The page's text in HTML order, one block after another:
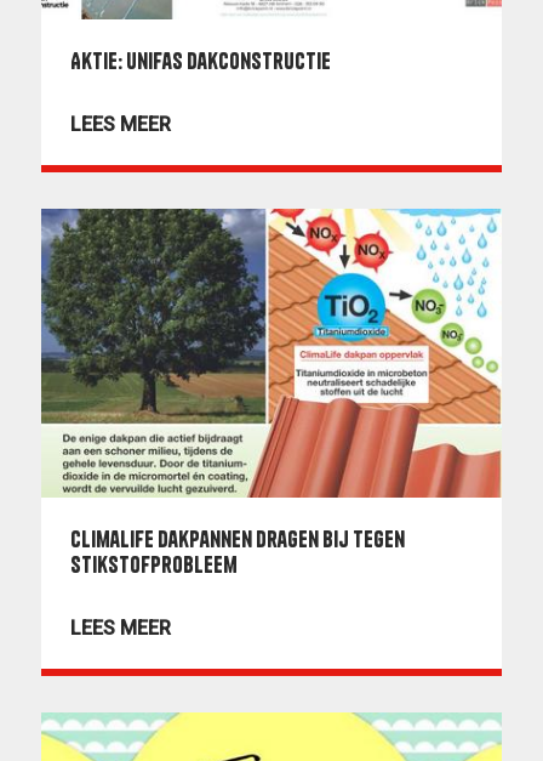
Aktie: Unifas dakconstructie
LEES MEER
Climalife dakpannen dragen bij tegen
stikstofprobleem
LEES MEER